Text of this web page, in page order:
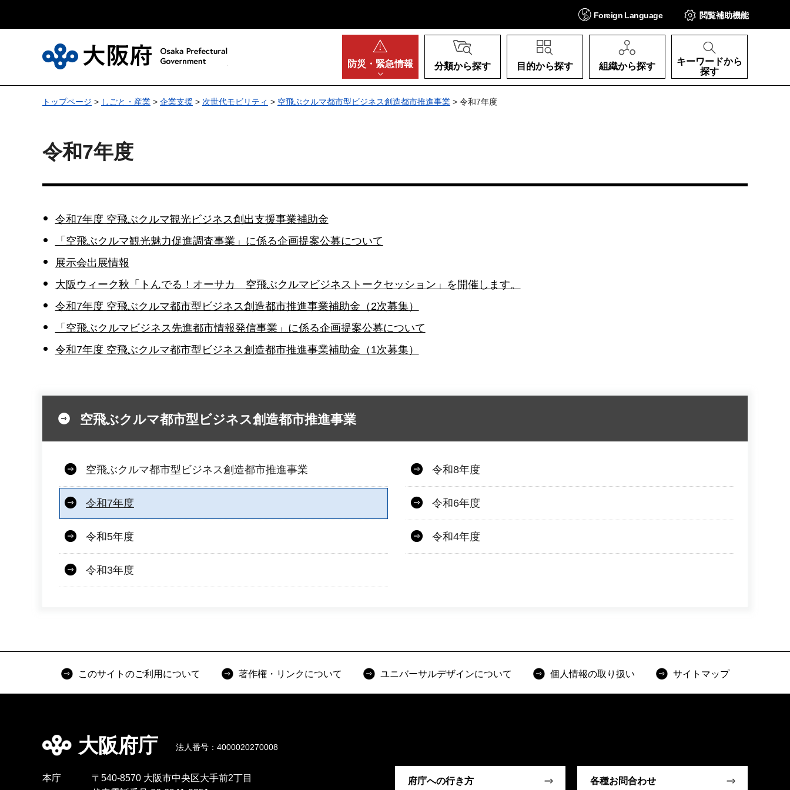
Foreign Language 閲覧補助機能
防災・ 緊急情報 分類から探す 目的から探す 組織から探す
キーワードから
探す
トップページ > しごと・産業 > 企業支援 > 次世代モビリティ > 空飛ぶクルマ都市型ビジネス創造都市推進事業 > 令和7年度
令和7年度
令和7年度 空飛ぶクルマ観光ビジネス創出支援事業補助金
「空飛ぶクルマ観光魅力促進調査事業」に係る企画提案公募について
展示会出展情報
大阪ウィーク秋「トんでる！オーサカ 空飛ぶクルマビジネストークセッション」を開催します。
令和7年度 空飛ぶクルマ都市型ビジネス創造都市推進事業補助金（2次募集）
「空飛ぶクルマビジネス先進都市情報発信事業」に係る企画提案公募について
令和7年度 空飛ぶクルマ都市型ビジネス創造都市推進事業補助金（1次募集）
空飛ぶクルマ都市型ビジネス創造都市推進事業
空飛ぶクルマ都市型ビジネス創造都市推進事業 令和8年度
令和7年度 令和6年度
令和5年度 令和4年度
令和3年度
このサイトのご利用について 著作権・リンクについて ユニバーサルデザインについて 個人情報の取り扱い サイトマップ
大阪府庁 法人番号：4000020270008
本庁
〒540-8570 大阪市中央区大手前2丁目
府庁への行き方 各種お問合わせ